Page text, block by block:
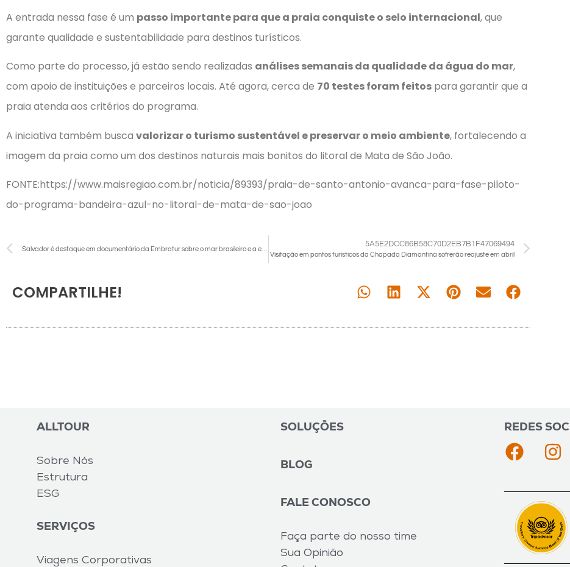
A entrada nessa fase é um passo importante para que a praia conquiste o selo internacional, que
garante qualidade e sustentabilidade para destinos turísticos.
Como parte do processo, já estão sendo realizadas análises semanais da qualidade da água do mar,
com apoio de instituições e parceiros locais. Até agora, cerca de 70 testes foram feitos para garantir que a
praia atenda aos critérios do programa.
A iniciativa também busca valorizar o turismo sustentável e preservar o meio ambiente, fortalecendo a
imagem da praia como um dos destinos naturais mais bonitos do litoral de Mata de São João.
FONTE:https://www.maisregiao.com.br/noticia/89393/praia-de-santo-antonio-avanca-para-fase-piloto-
do-programa-bandeira-azul-no-litoral-de-mata-de-sao-joao
5A5E2DCC86B58C70D2EB7B1F47069494
Visitação em pontos turísticos da Chapada Diamantina sofrerão reajuste em abril
COMPARTILHE!
ALLTOUR
Sobre Nós
Estrutura
ESG
SERVIÇOS
Viagens Corporativas
SOLUÇÕES
BLOG
FALE CONOSCO
Faça parte do nosso time
Sua Opinião
REDES